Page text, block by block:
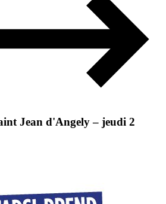
Jean d'Angely – jeudi 2